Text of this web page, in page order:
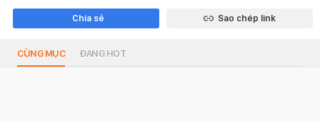
Chia sẻ Sao chép link
CÙNG MỤC ĐANG HOT